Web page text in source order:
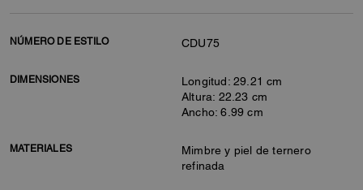
NÚMERO DE ESTILO CDU75
DIMENSIONES
Longitud: 29.21 cm
Altura: 22.23 cm
Ancho: 6.99 cm
MATERIALES
Mimbre y piel de ternero
refinada